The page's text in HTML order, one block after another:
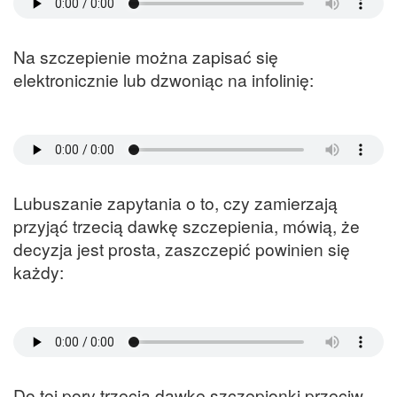
Na szczepienie można zapisać się
elektronicznie lub dzwoniąc na infolinię:
Lubuszanie zapytania o to, czy zamierzają
przyjąć trzecią dawkę szczepienia, mówią, że
decyzja jest prosta, zaszczepić powinien się
każdy: